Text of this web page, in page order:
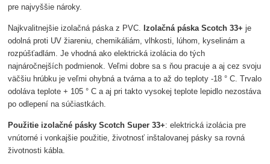
pre najvyššie nároky.
Najkvalitnejšie izolačná páska z PVC. Izolačná páska Scotch 33+ je
odolná proti UV žiareniu, chemikáliám, vlhkosti, lúhom, kyselinám a
rozpúšťadlám. Je vhodná ako elektrická izolácia do tých
najnáročnejších podmienok. Veľmi dobre sa s ňou pracuje a aj cez svoju
väčšiu hrúbku je veľmi ohybná a tvárna a to až do teploty -18 ° C. Trvalo
odoláva teplote + 105 ° C a aj pri takto vysokej teplote lepidlo nezostáva
po odlepení na súčiastkách.
Použitie izolačné pásky Scotch Super 33+: elektrická izolácia pre
vnútorné i vonkajšie použitie, životnosť inštalovanej pásky sa rovná
životnosti kábla.